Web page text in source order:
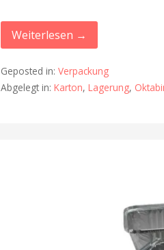
Weiterlesen →
Geposted in:Verpackung
Abgelegt in:Karton,Lagerung,